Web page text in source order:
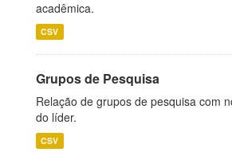
acadêmica.
CSV
Grupos de Pesquisa
Relação de grupos de pesquisa com
do líder.
CSV